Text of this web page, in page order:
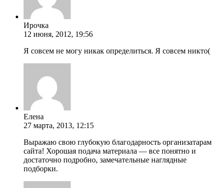
Ирочка
12 июня, 2012, 19:56
Я совсем не могу никак определиться. Я совсем никто(
Елена
27 марта, 2013, 12:15
Выражаю свою глубокую благодарность организатарам
сайта! Хорошая подача материала — все понятно и
достаточно подробно, замечательные наглядные
подборки.